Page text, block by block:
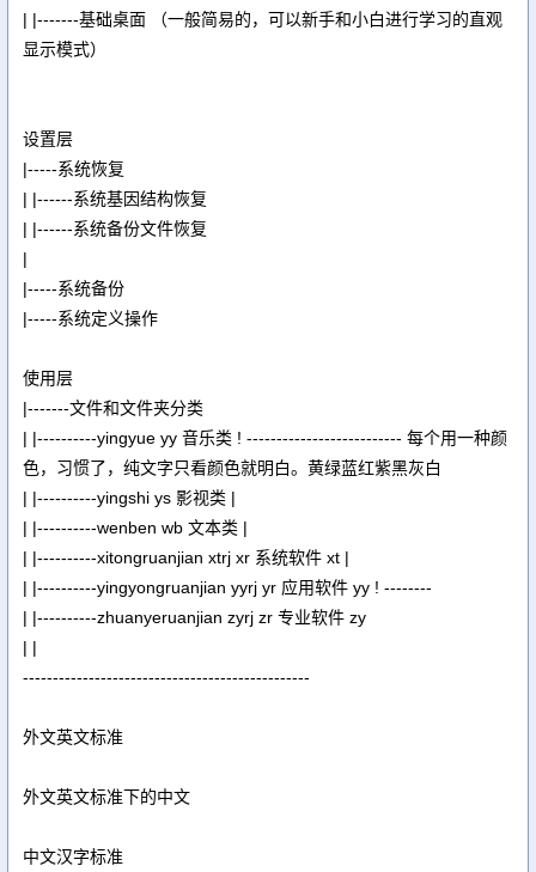
| |-------基础桌面 （一般简易的，可以新手和小白进行学习的直观
显示模式）
设置层
|-----系统恢复
| |------系统基因结构恢复
| |------系统备份文件恢复
|
|-----系统备份
|-----系统定义操作
使用层
|-------文件和文件夹分类
| |----------yingyue yy 音乐类 ! -------------------------- 每个用一种颜
色，习惯了，纯文字只看颜色就明白。黄绿蓝红紫黑灰白
| |----------yingshi ys 影视类 |
| |----------wenben wb 文本类 |
| |----------xitongruanjian xtrj xr 系统软件 xt |
| |----------yingyongruanjian yyrj yr 应用软件 yy ! --------
| |----------zhuanyeruanjian zyrj zr 专业软件 zy
| |
------------------------------------------------
外文英文标准
外文英文标准下的中文
中文汉字标准